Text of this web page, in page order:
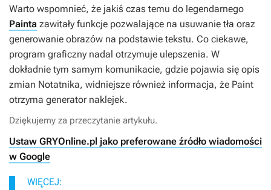
Warto wspomnieć, że jakiś czas temu do legendarnego
Painta zawitały funkcje pozwalające na usuwanie tła oraz
generowanie obrazów na podstawie tekstu. Co ciekawe,
program graficzny nadal otrzymuje ulepszenia. W
dokładnie tym samym komunikacie, gdzie pojawia się opis
zmian Notatnika, widniejsze również informacja, że Paint
otrzyma generator naklejek.
Dziękujemy za przeczytanie artykułu.
Ustaw GRYOnline.pl jako preferowane źródło wiadomości
w Google
WIĘCEJ: